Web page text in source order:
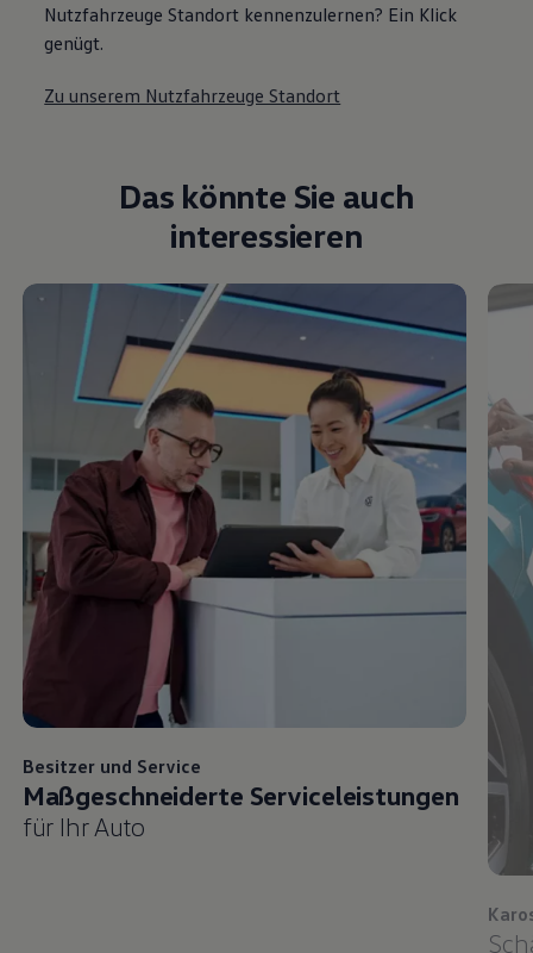
Nutzfahrzeuge Standort kennenzulernen? Ein Klick
genügt.
Zu unserem Nutzfahrzeuge Standort
Das könnte Sie auch
interessieren
Besitzer und Service
Maßgeschneiderte Serviceleistungen
für Ihr Auto